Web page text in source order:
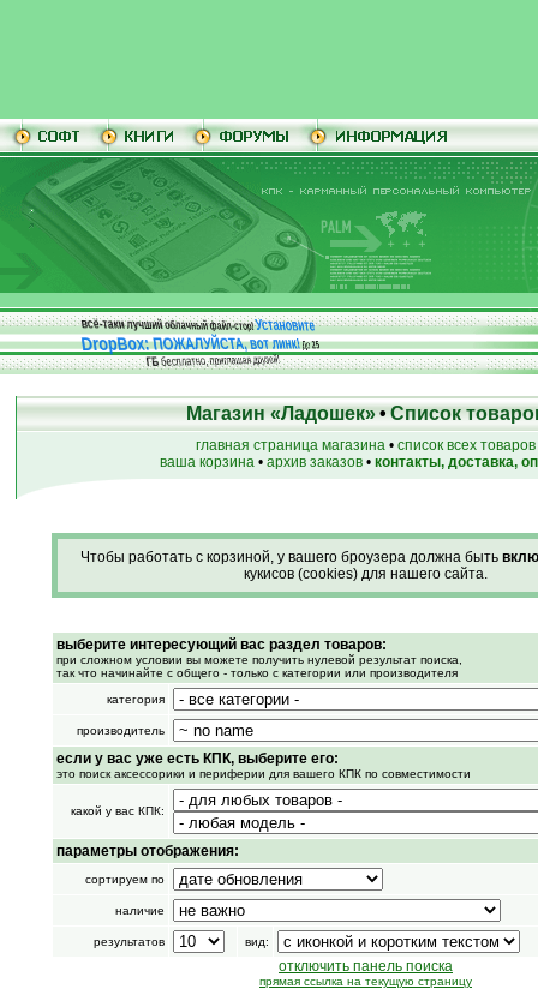
всё-таки лучший облачный файл-стор!Установите
DropBox: ПОЖАЛУЙСТА, вот линк!До25
ГБбесплатно, приглашая друзей!
Магазин «Ладошек»•Список
главная страница магазина • список всех товаров
ваша корзина • архив заказов • контакты, доставка,
Чтобы работать с корзиной, у вашего броузера должна быть
кукисов (cookies) для нашего сайта.
выберите интересующий вас раздел товаров:
при сложном условии вы можете получить нулевой результат поиска,
так что начинайте с общего - только с категории или производителя
категория
производитель
если у вас уже есть КПК, выберите его:
это поиск аксессорики и периферии для вашего КПК по совместимости
какой у вас КПК:
параметры отображения:
сортируем по
наличие
результатов вид:
отключить панель поиска
прямая ссылка на текущую страницу